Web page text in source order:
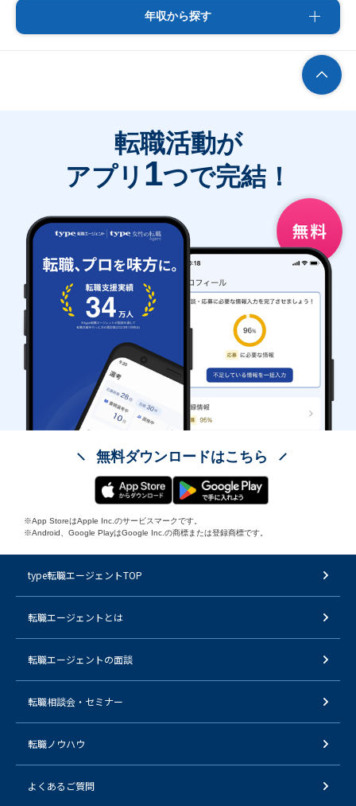
年収から探す
転職活動が
アプリ 1つで完結！
無料ダウンロードはこちら
※App StoreはApple Inc.のサービスマークです。
※Android、Google PlayはGoogle Inc.の商標または登録商標です。
type転職エージェントTOP
転職エージェントとは
転職エージェントの面談
転職相談会・セミナー
転職ノウハウ
よくあるご質問